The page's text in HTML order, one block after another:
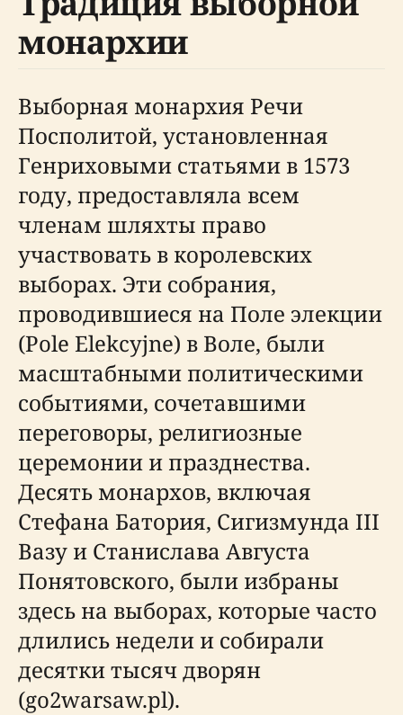
монархии
Выборная монархия Речи
Посполитой, установленная
Генриховыми статьями в 1573
году, предоставляла всем
членам шляхты право
участвовать в королевских
выборах. Эти собрания,
проводившиеся на Поле элекции
(Pole Elekcyjne) в Воле, были
масштабными политическими
событиями, сочетавшими
переговоры, религиозные
церемонии и празднества.
Десять монархов, включая
Стефана Батория, Сигизмунда III
Вазу и Станислава Августа
Понятовского, были избраны
здесь на выборах, которые часто
длились недели и собирали
десятки тысяч дворян
(go2warsaw.pl).